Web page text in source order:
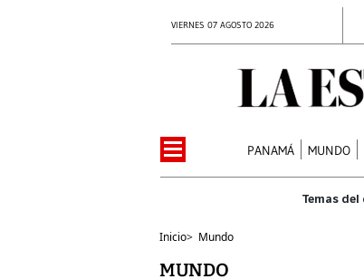
VIERNES 07 AGOSTO 2026
PANAMÁ MUNDO
Inicio> Mundo
MUNDO